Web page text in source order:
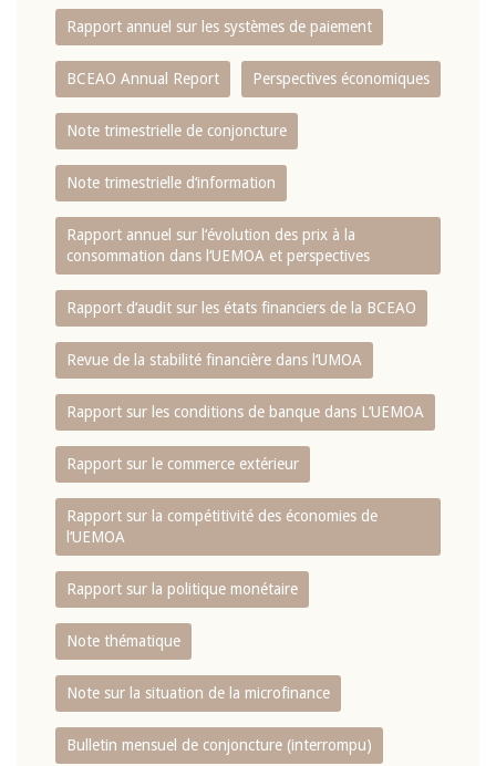
Rapport annuel sur les systèmes de paiement
BCEAO Annual Report Perspectives économiques
Note trimestrielle de conjoncture
Note trimestrielle d‘information
Rapport annuel sur l‘évolution des prix à la
consommation dans l‘UEMOA et perspectives
Rapport d‘audit sur les états financiers de la BCEAO
Revue de la stabilité financière dans l‘UMOA
Rapport sur les conditions de banque dans L‘UEMOA
Rapport sur le commerce extérieur
Rapport sur la compétitivité des économies de
l‘UEMOA
Rapport sur la politique monétaire
Note thématique
Note sur la situation de la microfinance
Bulletin mensuel de conjoncture (interrompu)